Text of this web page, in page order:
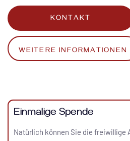
KONTAKT
WEITERE INFORMATIONEN
Einmalige Spende
Natürlich können Sie die freiwillige